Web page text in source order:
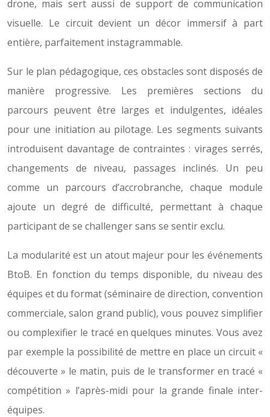
drone, mais sert aussi de support de communication
visuelle. Le circuit devient un décor immersif à part
entière, parfaitement instagrammable.
Sur le plan pédagogique, ces obstacles sont disposés de
manière progressive. Les premières sections du
parcours peuvent être larges et indulgentes, idéales
pour une initiation au pilotage. Les segments suivants
introduisent davantage de contraintes : virages serrés,
changements de niveau, passages inclinés. Un peu
comme un parcours d’accrobranche, chaque module
ajoute un degré de difficulté, permettant à chaque
participant de se challenger sans se sentir exclu.
La modularité est un atout majeur pour les événements
BtoB. En fonction du temps disponible, du niveau des
équipes et du format (séminaire de direction, convention
commerciale, salon grand public), vous pouvez simplifier
ou complexifier le tracé en quelques minutes. Vous avez
par exemple la possibilité de mettre en place un circuit «
découverte » le matin, puis de le transformer en tracé «
compétition » l’après-midi pour la grande finale inter-
équipes.